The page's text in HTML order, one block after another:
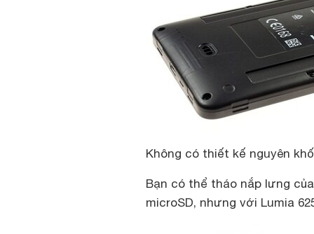
Không có thiết kế nguyên
Bạn có thể tháo nắp lưng
microSD, nhưng với Lumia